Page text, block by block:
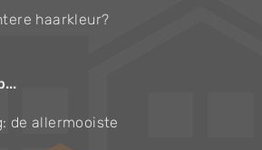
haarkleur?
de allermooiste